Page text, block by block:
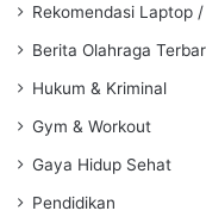
Rekomendasi Laptop /
Berita Olahraga
Hukum & Kriminal
Gym & Workout
Gaya Hidup Sehat
Pendidikan